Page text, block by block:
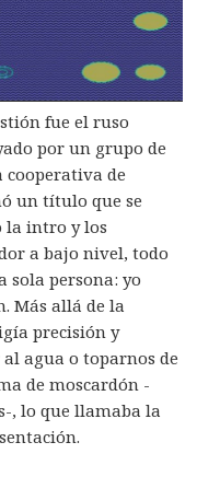
fue el ruso
por un grupo de
cooperativa de
un título que se
la intro y los
a bajo nivel, todo
sola persona: yo
Más allá de la
precisión y
agua o toparnos de
de moscardón -
, lo que llamaba la